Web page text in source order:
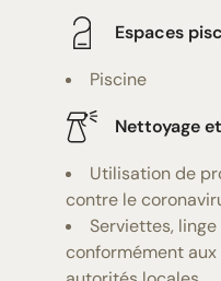
Espaces
Piscine
Nettoyage
Utilisation de
contre le
Serviettes,
conformément